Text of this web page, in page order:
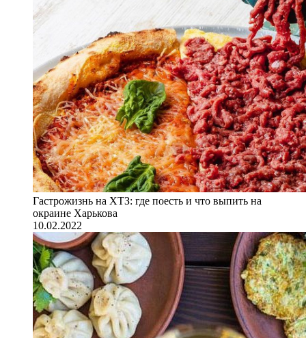
Гастрожизнь на ХТЗ: где поесть и что выпить на
окраине Харькова
10.02.2022